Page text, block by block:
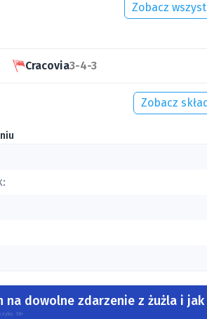
Zobacz
Cracovia3-4-3
Zobacz
na dowolne zdarzenie z żużla i
18+